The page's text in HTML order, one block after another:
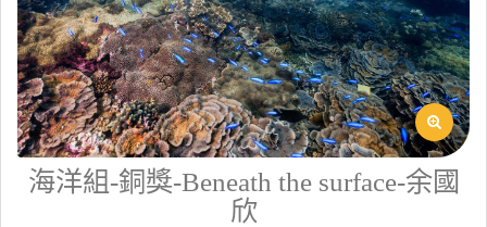
海洋組-銅獎-Beneath the surface-余國
欣